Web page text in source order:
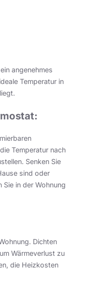
angenehmes
Temperatur in
Temperatur nach
Senken Sie
sind oder
Sie in der Wohnung
Dichten
Wärmeverlust zu
die Heizkosten